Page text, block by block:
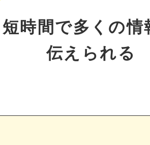
短時間で多くの情
伝えられる